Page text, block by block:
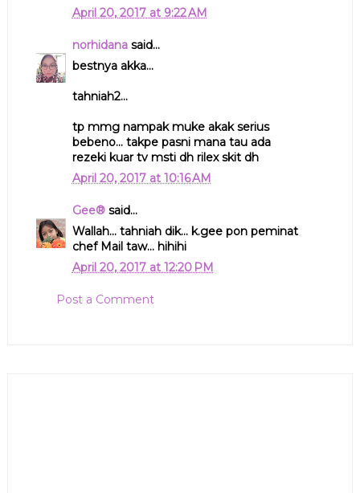
April 20, 2017 at 9:22 AM
norhidanasaid...
bestnya akka...
tahniah2...
tp mmg nampak muke akak serius
bebeno... takpe pasni mana tau ada
rezeki kuar tv msti dh rilex skit dh
April 20, 2017 at 10:16 AM
Gee®said...
Wallah... tahniah dik... k.gee pon peminat
chef Mail taw... hihihi
April 20, 2017 at 12:20 PM
Post a Comment